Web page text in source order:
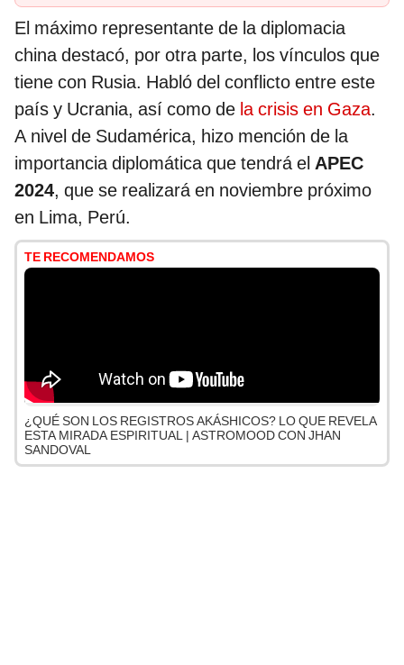
El máximo representante de la diplomacia
china destacó, por otra parte, los vínculos que
tiene con Rusia. Habló del conflicto entre este
país y Ucrania, así como de la crisis en Gaza.
A nivel de Sudamérica, hizo mención de la
importancia diplomática que tendrá el APEC
2024, que se realizará en noviembre próximo
en Lima, Perú.
TE RECOMENDAMOS
¿QUÉ SON LOS REGISTROS AKÁSHICOS? LO QUE REVELA
ESTA MIRADA ESPIRITUAL | ASTROMOOD CON JHAN
SANDOVAL